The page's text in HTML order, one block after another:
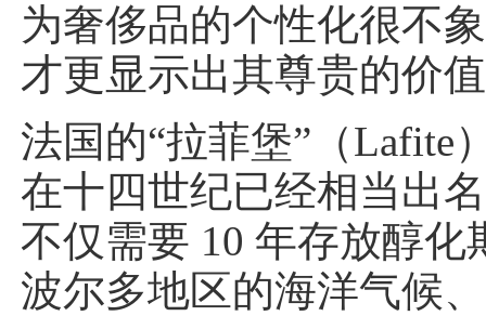
为奢侈品的个性化很不
才更显示出其尊贵的价
法国的“拉菲堡”（Lafite
在十四世纪已经相当出
不仅需要 10 年存放醇化
波尔多地区的海洋气候